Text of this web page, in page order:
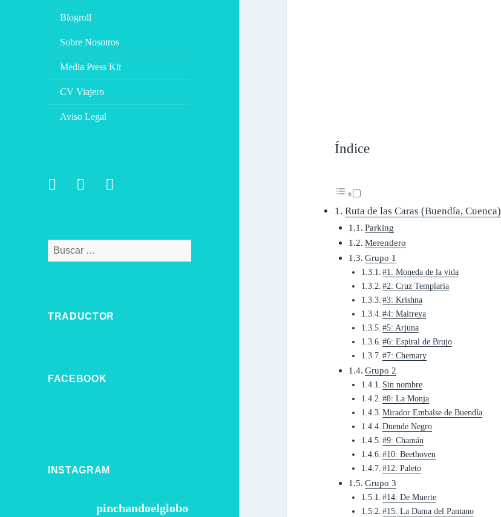
Blogroll
Sobre Nosotros
Media Press Kit
CV Viajero
Aviso Legal
FacebookTwitterInstagram
Buscar:
TRADUCTOR
FACEBOOK
INSTAGRAM
pinchandoelglobo
Índice
Ruta de las Caras (Buendía, Cuenca)
Parking
Merendero
Grupo 1
#1: Moneda de la vida
#2: Cruz Templaria
#3: Krishna
#4: Maitreya
#5: Arjuna
#6: Espiral de Brujo
#7: Chemary
Grupo 2
Sin nombre
#8: La Monja
Mirador Embalse de Buendía
Duende Negro
#9: Chamán
#10: Beethoven
#12: Paleto
Grupo 3
#14: De Muerte
#15: La Dama del Pantano